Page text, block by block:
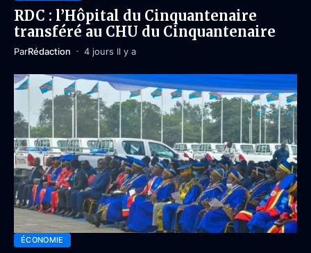
RDC : l’Hôpital du Cinquantenaire
transféré au CHU du Cinquantenaire
ParRédaction 4 jours Il y a
ÉCONOMIE